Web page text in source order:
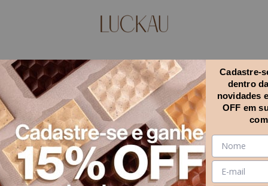
Cadastre-
dentro
novidades
OFF em